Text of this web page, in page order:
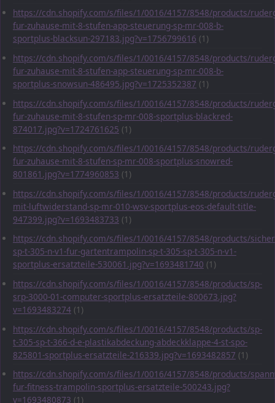
https://cdn.shopify.com/s/files/1/0016/4157/8548/products/
fur-zuhause-mit-8-stufen-app-steuerung-sp-mr-008-b-
sportplus-blacksun-297183.jpg?v=1756799616 (1)
https://cdn.shopify.com/s/files/1/0016/4157/8548/products/
fur-zuhause-mit-8-stufen-app-steuerung-sp-mr-008-b-
sportplus-snowsun-486495.jpg?v=1725352387 (1)
https://cdn.shopify.com/s/files/1/0016/4157/8548/products/
fur-zuhause-mit-8-stufen-sp-mr-008-sportplus-blackred-
874017.jpg?v=1724761625 (1)
https://cdn.shopify.com/s/files/1/0016/4157/8548/products/
fur-zuhause-mit-8-stufen-sp-mr-008-sportplus-snowred-
801861.jpg?v=1774960853 (1)
https://cdn.shopify.com/s/files/1/0016/4157/8548/products/
mit-luftwiderstand-sp-mr-010-wsv-sportplus-eos-default-title-
947399.jpg?v=1693483733 (1)
https://cdn.shopify.com/s/files/1/0016/4157/8548/products/
sp-t-305-n-v1-fur-gartentrampolin-sp-t-305-sp-t-305-n-v1-
sportplus-ersatzteile-530061.jpg?v=1693481740 (1)
https://cdn.shopify.com/s/files/1/0016/4157/8548/products/sp-
srp-3000-01-computer-sportplus-ersatzteile-800673.jpg?
v=1693483274 (1)
https://cdn.shopify.com/s/files/1/0016/4157/8548/products/sp-
t-305-sp-t-366-d-e-plastikabdeckung-abdeckklappe-4-st-spo-
825801-sportplus-ersatzteile-216339.jpg?v=1693482857 (1)
https://cdn.shopify.com/s/files/1/0016/4157/8548/products/
fur-fitness-trampolin-sportplus-ersatzteile-500243.jpg?
v=1693480873 (1)